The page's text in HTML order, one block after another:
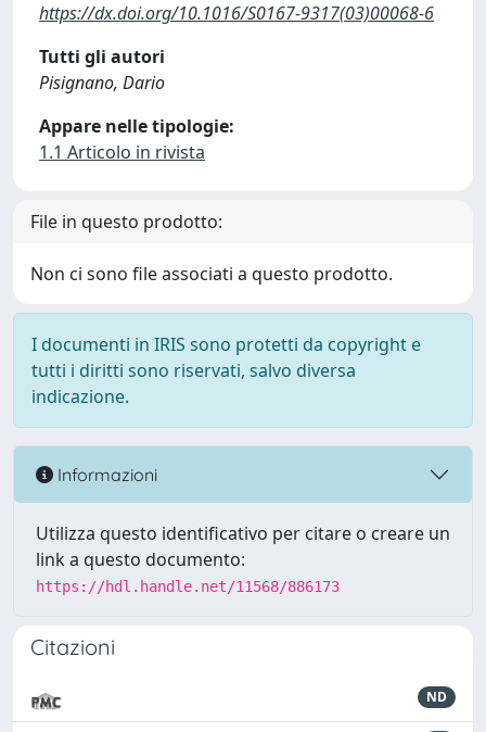
https://dx.doi.org/10.1016/S0167-9317(03)00068-6
Tutti gli autori
Pisignano, Dario
Appare nelle tipologie:
1.1 Articolo in rivista
File in questo prodotto:
Non ci sono file associati a questo prodotto.
I documenti in IRIS sono protetti da copyright e
tutti i diritti sono riservati, salvo diversa
indicazione.
Informazioni
Utilizza questo identificativo per citare o creare un
link a questo documento:
https://hdl.handle.net/11568/886173
Citazioni
ND